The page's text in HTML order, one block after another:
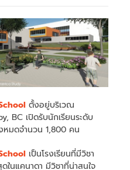
ตั้งอยู่บริเวณ
BC เปิดรับนักเรียนระดับ
หมดจำนวน 1,800 คน
เป็นโรงเรียนที่มีวิชา
ในแคนาดา มีวิชาที่น่าสนใจ